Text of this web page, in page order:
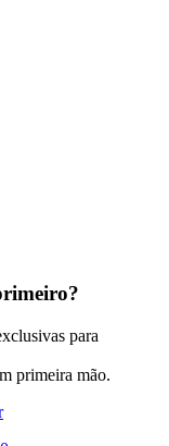
para
primeira mão.